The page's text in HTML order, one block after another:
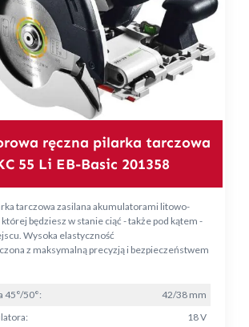
ręczna pilarka tarczowa
55 Li EB-Basic 201358
tarczowa zasilana akumulatorami litowo-
będziesz w stanie ciąć - także pod kątem -
Wysoka elastyczność
z maksymalną precyzją i bezpieczeństwem
45°/50°:
42/38 mm
18 V